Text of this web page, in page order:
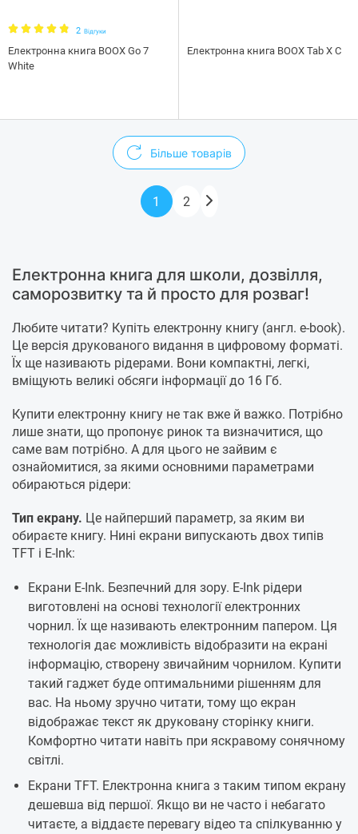
2 Відгуки
Електронна книга BOOX Go 7
White
Електронна книга BOOX Tab X С
Більше товарів
1 2
Електронна книга для школи, дозвілля,
саморозвитку та й просто для розваг!
Любите читати? Купіть електронну книгу (англ. e-book).
Це версія друкованого видання в цифровому форматі.
Їх ще називають рідерами. Вони компактні, легкі,
вміщують великі обсяги інформації до 16 Гб.
Купити електронну книгу не так вже й важко. Потрібно
лише знати, що пропонує ринок та визначитися, що
саме вам потрібно. А для цього не зайвим є
ознайомитися, за якими основними параметрами
обираються рідери:
Тип екрану. Це найперший параметр, за яким ви
обираєте книгу. Нині екрани випускають двох типів
TFT і E-Ink:
Екрани E-Ink. Безпечний для зору. E-Ink рідери
виготовлені на основі технології електронних
чорнил. Їх ще називають електронним папером. Ця
технологія дає можливість відобразити на екрані
інформацію, створену звичайним чорнилом. Купити
такий гаджет буде оптимальними рішенням для
вас. На ньому зручно читати, тому що екран
відображає текст як друковану сторінку книги.
Комфортно читати навіть при яскравому сонячному
світлі.
Екрани TFT. Електронна книга з таким типом екрану
дешевша від першої. Якщо ви не часто і небагато
читаєте, а віддаєте перевагу відео та спілкуванню у